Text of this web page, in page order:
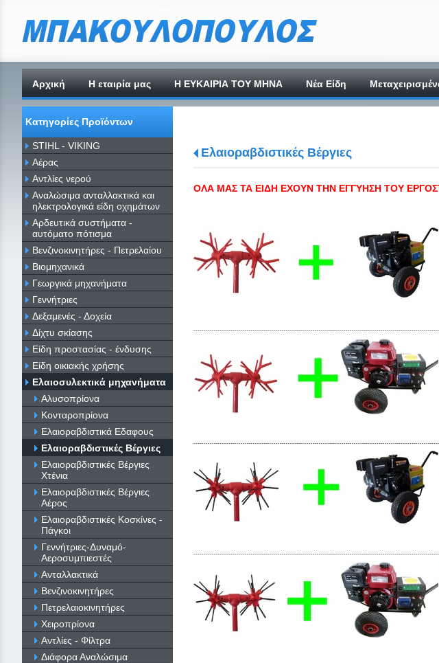
Αρχική H εταιρία μας Η ΕΥΚΑΙΡΙΑ ΤΟΥ ΜΗΝΑ Νέα Είδη
Κατηγορίες Προϊόντων
STIHL - VIKING
Αέρας
Αντλίες νερού
Αναλώσιμα ανταλλακτικά και
ηλεκτρολογικά είδη οχημάτων
Αρδευτικά συστήματα -
αυτόματο πότισμα
Βενζινοκινητήρες - Πετρελαίου
Βιομηχανικά
Γεωργικά μηχανήματα
Γεννήτριες
Δεξαμενές - Δοχεία
Δίχτυ σκίασης
Είδη προστασίας - ένδυσης
Είδη οικιακής χρήσης
Ελαιοσυλεκτικά μηχανήματα
Αλυσοπρίονα
Κονταροπρίονα
Ελαιοραβδιστικά Εδαφους
Ελαιοραβδιστικές Βέργιες
Ελαιοραβδιστικές Βέργιες
Χτένια
Ελαιοραβδιστικές Βέργιες
Αέρος
Ελαιοραβδιστικές Κοσκίνες -
Πάγκοι
Γεννήτριες-Δυναμό-
Αεροσυμπιεστές
Ανταλλακτικά
Βενζινοκινητήρες
Πετρελαιοκινητήρες
Χειροπρίονα
Αντλίες - Φίλτρα
Διάφορα Αναλώσιμα
Ελαιοραβδιστικές Βέργιες
ΟΛΑ ΜΑΣ ΤΑ ΕΙΔΗ ΕΧΟΥΝ ΤΗΝ ΕΓΓΥΗΣΗ ΤΟΥ